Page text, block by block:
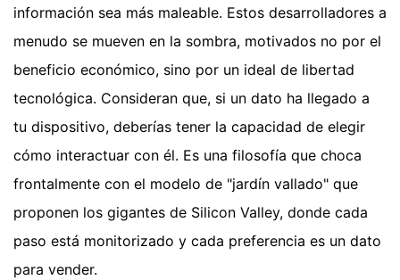
información sea más maleable. Estos desarrolladores a
menudo se mueven en la sombra, motivados no por el
beneficio económico, sino por un ideal de libertad
tecnológica. Consideran que, si un dato ha llegado a
tu dispositivo, deberías tener la capacidad de elegir
cómo interactuar con él. Es una filosofía que choca
frontalmente con el modelo de "jardín vallado" que
proponen los gigantes de Silicon Valley, donde cada
paso está monitorizado y cada preferencia es un dato
para vender.